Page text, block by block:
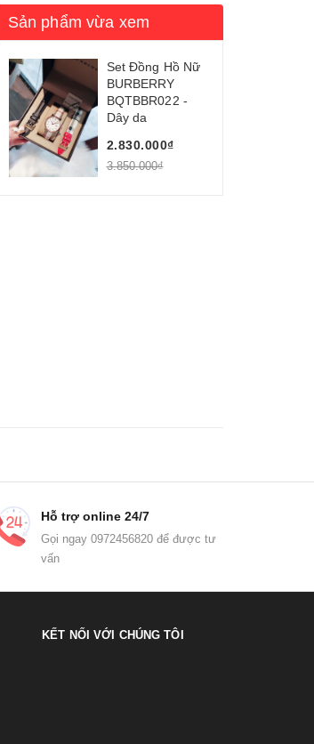
Sản phẩm vừa xem
Set Đồng Hồ Nữ
BURBERRY
BQTBBR022 -
Dây da
2.830.000₫
3.850.000₫
Hỗ trợ online 24/7
Gọi ngay 0972456820 để được tư
vấn
KẾT NỐI VỚI CHÚNG TÔI